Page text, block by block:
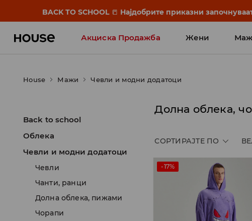
BACK TO SCHOOL 📒 Најдобрите приказни
Акциска Продажба Жени
House Мажи Чевли и модни додатоци
Back to school
Облека
Чевли и модни додатоци
Чевли
Чанти, ранци
Долна облека, пижами
Чорапи
Долна облека,
СОРТИРАЈТЕ ПО
-17%